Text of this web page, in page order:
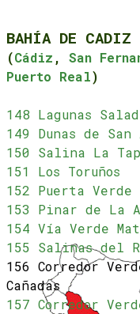
BAHÍA DE CADIZ
(Cádiz , San
Puerto Real)
148 Lagunas
149 Dunas de San
150 Salina La
151 Los Toruños
152 Puerta
153 Pinar de La
154 Vía Verde
155 Salinas del
156 Corredor
Cañadas
157 Corredor